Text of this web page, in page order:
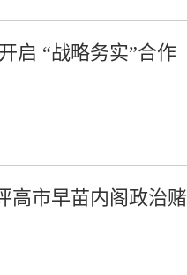
启 “战略务实”合作
高市早苗内阁政治赌